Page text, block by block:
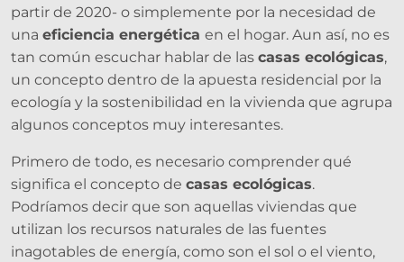
partir de 2020- o simplemente por la necesidad de
una eficiencia energética en el hogar. Aun así, no es
tan común escuchar hablar de las casas ecológicas,
un concepto dentro de la apuesta residencial por la
ecología y la sostenibilidad en la vivienda que agrupa
algunos conceptos muy interesantes.
Primero de todo, es necesario comprender qué
significa el concepto de casas ecológicas.
Podríamos decir que son aquellas viviendas que
utilizan los recursos naturales de las fuentes
inagotables de energía, como son el sol o el viento,